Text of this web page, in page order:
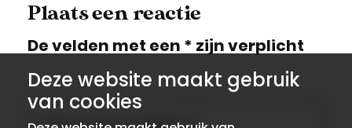
Deze website maakt gebruik
van cookies
Plaats een reactie
De velden met een * zijn verplicht